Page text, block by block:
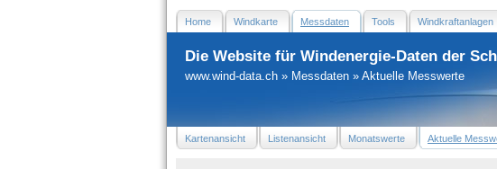
Home Windkarte Messdaten Tools Windkraftanlagen
Die Website für Windenergie-Daten der
www.wind-data.ch » Messdaten » Aktuelle Messwerte
Kartenansicht Listenansicht Monatswerte Aktuelle